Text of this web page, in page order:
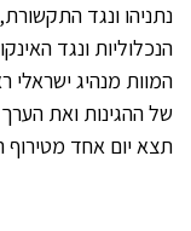
נתניהו ונגד
הנכלוליות ונגד
המוות מנהיג ישראלי
של ההגינות ואת
תצא יום אחד מטירוף